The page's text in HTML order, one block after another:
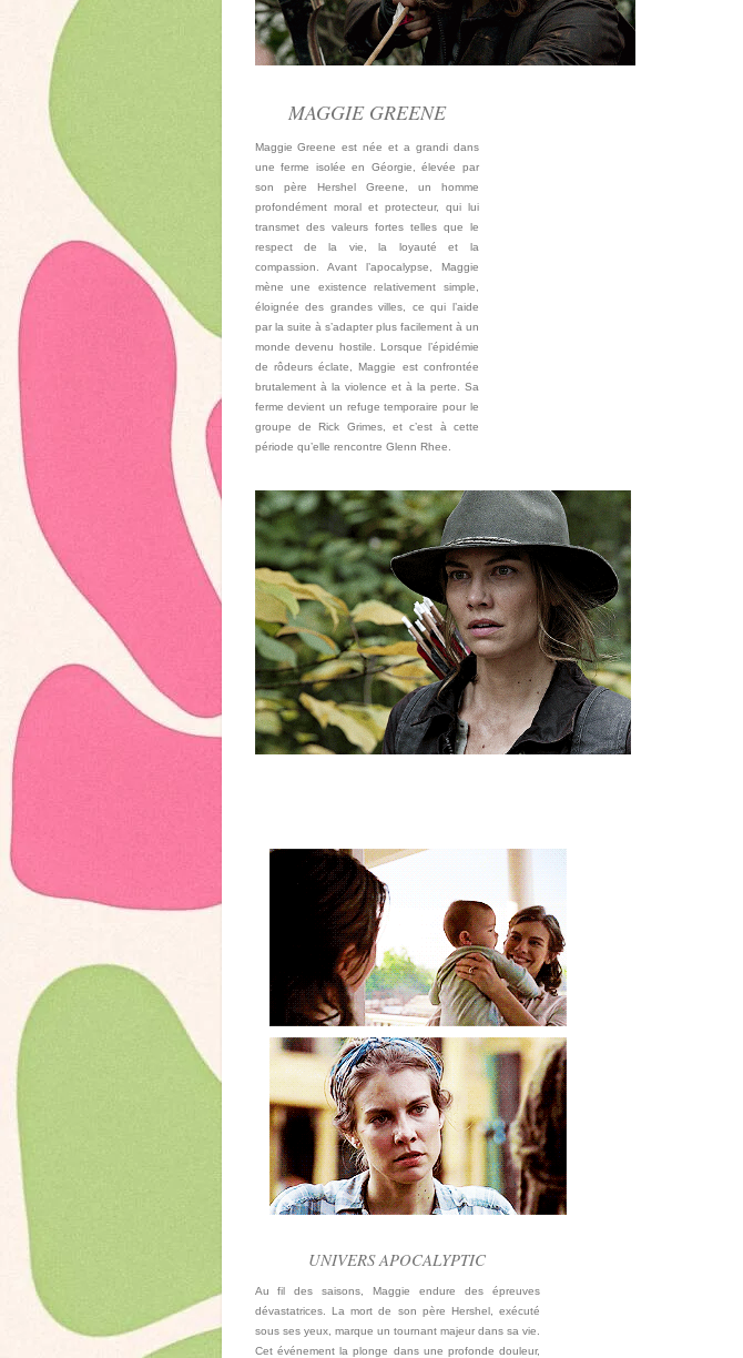
MAGGIE GREENE
Maggie Greene est née et a grandi dans
une ferme isolée en Géorgie, élevée par
son père Hershel Greene, un homme
profondément moral et protecteur, qui lui
transmet des valeurs fortes telles que le
respect de la vie, la loyauté et la
compassion. Avant l’apocalypse, Maggie
mène une existence relativement simple,
éloignée des grandes villes, ce qui l’aide
par la suite à s’adapter plus facilement à un
monde devenu hostile. Lorsque l’épidémie
de rôdeurs éclate, Maggie est confrontée
brutalement à la violence et à la perte. Sa
ferme devient un refuge temporaire pour le
groupe de Rick Grimes, et c’est à cette
période qu’elle rencontre Glenn Rhee.
UNIVERS APOCALYPTIC
Au fil des saisons, Maggie endure des épreuves
dévastatrices. La mort de son père Hershel, exécuté
sous ses yeux, marque un tournant majeur dans sa vie.
Cet événement la plonge dans une profonde douleur,